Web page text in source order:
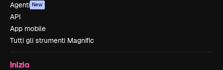
Agenti New
API
App mobile
Tutti gli strumenti Magnific
Inizia